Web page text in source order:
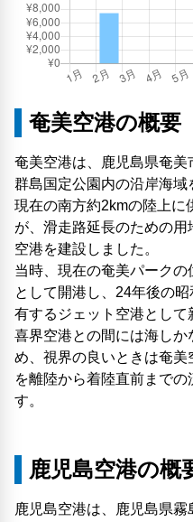
奄美空港の概要
奄美空港は、鹿児島県奄
群島国定公園内の沿岸海域
現在の南方約2kmの陸上に
が、滑走路延長のための
空港を建設しました。
当時、現在の奄美パーク
として開港し、24年後の
有するジェット空港として
喜界空港との間には海し
め、視界の良いときは奄
を離陸から着陸直前まで
す。
鹿児島空港の概
鹿児島空港は、鹿児島県